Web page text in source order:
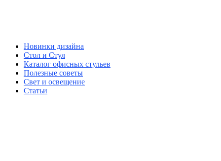
Новинки дизайна
Стол и Стул
Каталог офисных стульев
Полезные советы
Свет и освещение
Статьи